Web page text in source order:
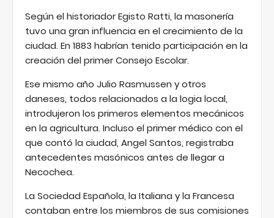
Según el historiador Egisto Ratti, la masonería
tuvo una gran influencia en el crecimiento de la
ciudad. En 1883 habrían tenido participación en la
creación del primer Consejo Escolar.
Ese mismo año Julio Rasmussen y otros
daneses, todos relacionados a la logia local,
introdujeron los primeros elementos mecánicos
en la agricultura. Incluso el primer médico con el
que contó la ciudad, Angel Santos, registraba
antecedentes masónicos antes de llegar a
Necochea.
La Sociedad Española, la Italiana y la Francesa
contaban entre los miembros de sus comisiones